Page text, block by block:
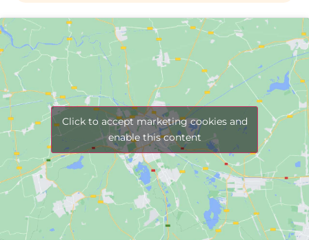
Click to accept marketing cookies and
enable this content